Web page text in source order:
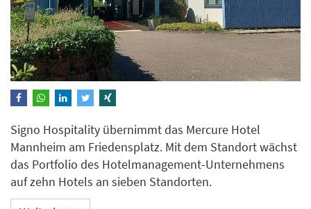
Signo Hospitality übernimmt das Mercure Hotel
Mannheim am Friedensplatz. Mit dem Standort wächst
das Portfolio des Hotelmanagement-Unternehmens
auf zehn Hotels an sieben Standorten.